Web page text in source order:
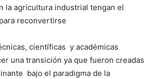
la agricultura industrial tengan el
para reconvertirse
científicas y académicas
una transición ya que fueron creadas
bajo el paradigma de la